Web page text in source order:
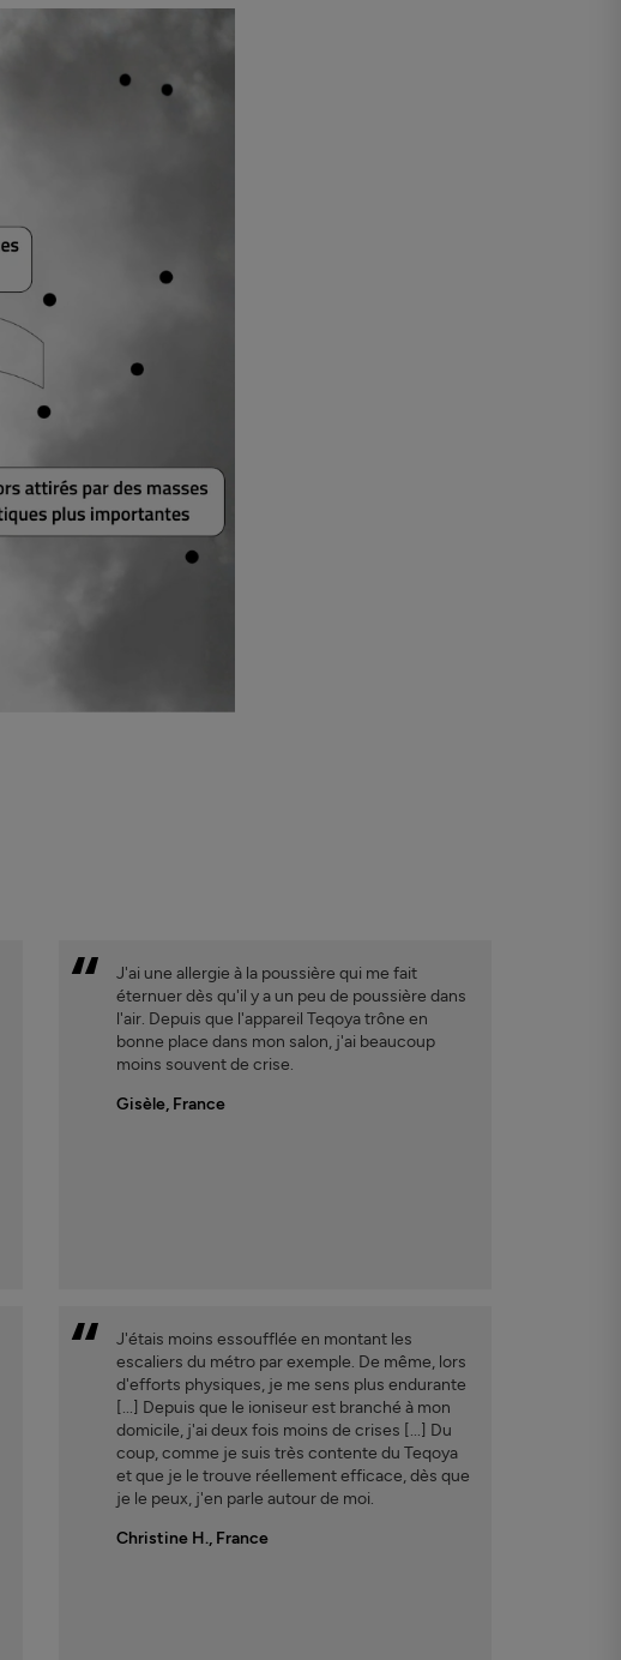
J'ai une allergie à la poussière qui me fait
éternuer dès qu'il y a un peu de poussière dans
l'air. Depuis que l'appareil Teqoya trône en
bonne place dans mon salon, j'ai beaucoup
moins souvent de crise.
Gisèle, France
J'étais moins essoufflée en montant les
escaliers du métro par exemple. De même, lors
d'efforts physiques, je me sens plus endurante
[...] Depuis que le ioniseur est branché à mon
domicile, j'ai deux fois moins de crises [...] Du
coup, comme je suis très contente du Teqoya
et que je le trouve réellement efficace, dès que
je le peux, j'en parle autour de moi.
Christine H., France